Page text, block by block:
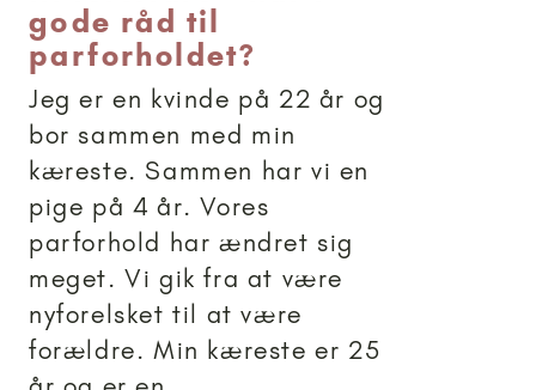
gode råd til
parforholdet?
Jeg er en kvinde på 22 år og
bor sammen med min
kæreste. Sammen har vi en
pige på 4 år. Vores
parforhold har ændret sig
meget. Vi gik fra at være
nyforelsket til at være
forældre. Min kæreste er 25